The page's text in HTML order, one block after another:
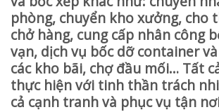
phòng, chuyển kho xưởng, cho
chở hàng, cung cấp nhân công
vạn, dịch vụ bốc dỡ container
các kho bãi, chợ đầu mối… Tất
thực hiện với tinh thần trách
cả cạnh tranh và phục vụ tận